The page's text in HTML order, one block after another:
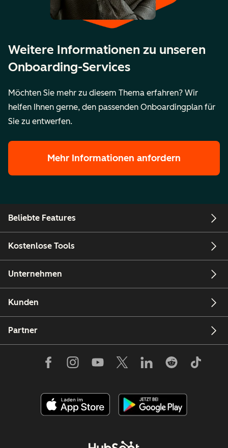
Weitere Informationen zu unseren
Onboarding-Services
Möchten Sie mehr zu diesem Thema erfahren? Wir
helfen Ihnen gerne, den passenden Onboardingplan für
Sie zu entwerfen.
Mehr Informationen anfordern
Beliebte Features
Kostenlose Tools
Unternehmen
Kunden
Partner